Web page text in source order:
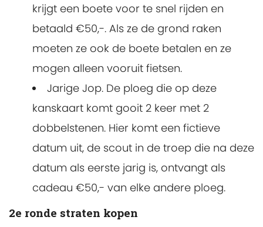
krijgt een boete voor te snel rijden en
betaald €50,-. Als ze de grond raken
moeten ze ook de boete betalen en ze
mogen alleen vooruit fietsen.
Jarige Jop. De ploeg die op deze
kanskaart komt gooit 2 keer met 2
dobbelstenen. Hier komt een fictieve
datum uit, de scout in de troep die na deze
datum als eerste jarig is, ontvangt als
cadeau €50,- van elke andere ploeg.
2e ronde straten kopen